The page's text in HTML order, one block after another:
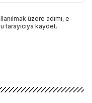
üzere adımı, e-
kaydet.